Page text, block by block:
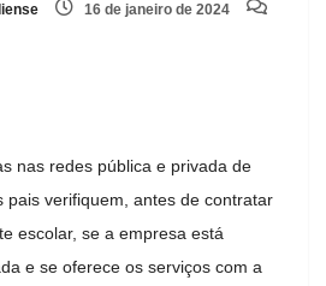
16 de janeiro de 2024
nas redes pública e privada de
pais verifiquem, antes de contratar
escolar, se a empresa está
e se oferece os serviços com a